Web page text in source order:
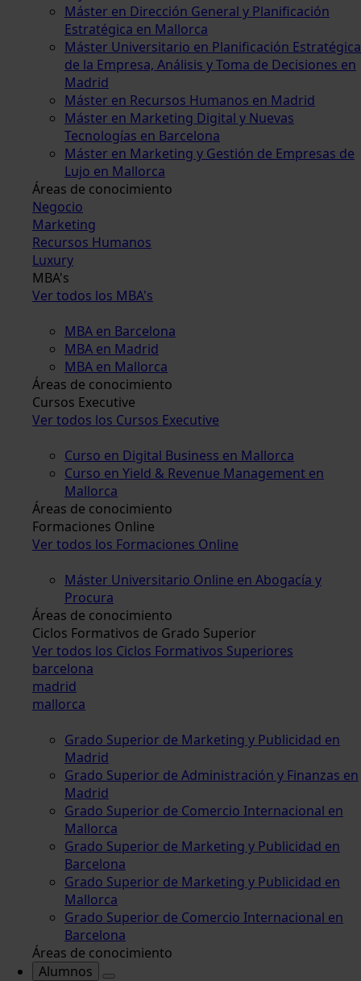
Máster en Dirección General y Planificación
Estratégica en Mallorca
Máster Universitario en Planificación Estratégica
de la Empresa, Análisis y Toma de Decisiones en
Madrid
Máster en Recursos Humanos en Madrid
Máster en Marketing Digital y Nuevas
Tecnologías en Barcelona
Máster en Marketing y Gestión de Empresas de
Lujo en Mallorca
Áreas de conocimiento
Negocio
Marketing
Recursos Humanos
Luxury
MBA's
Ver todos los MBA's
MBA en Barcelona
MBA en Madrid
MBA en Mallorca
Áreas de conocimiento
Cursos Executive
Ver todos los Cursos Executive
Curso en Digital Business en Mallorca
Curso en Yield & Revenue Management en
Mallorca
Áreas de conocimiento
Formaciones Online
Ver todos los Formaciones Online
Máster Universitario Online en Abogacía y
Procura
Áreas de conocimiento
Ciclos Formativos de Grado Superior
Ver todos los Ciclos Formativos Superiores
barcelona
madrid
mallorca
Grado Superior de Marketing y Publicidad en
Madrid
Grado Superior de Administración y Finanzas en
Madrid
Grado Superior de Comercio Internacional en
Mallorca
Grado Superior de Marketing y Publicidad en
Barcelona
Grado Superior de Marketing y Publicidad en
Mallorca
Grado Superior de Comercio Internacional en
Barcelona
Áreas de conocimiento
Alumnos